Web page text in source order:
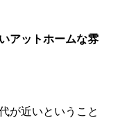
アットホームな雰
が近いということ